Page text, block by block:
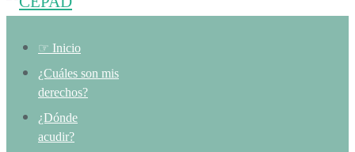
☞ Inicio
¿Cuáles son mis
derechos?
¿Dónde
acudir?